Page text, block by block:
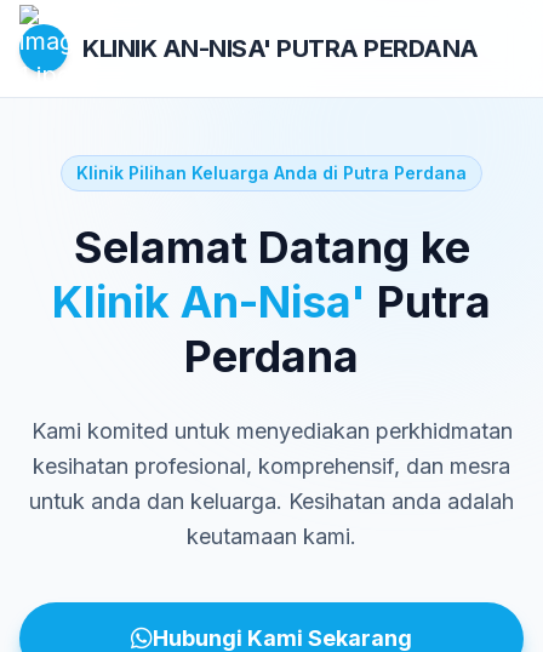
KLINIK AN-NISA' PUTRA PERDANA
Klinik Pilihan Keluarga Anda di Putra Perdana
Selamat Datang ke
Klinik An-Nisa' Putra
Perdana
Kami komited untuk menyediakan perkhidmatan
kesihatan profesional, komprehensif, dan mesra
untuk anda dan keluarga. Kesihatan anda adalah
keutamaan kami.
Hubungi Kami Sekarang